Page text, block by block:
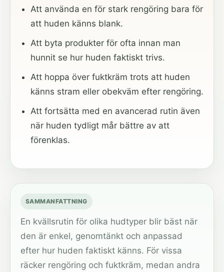
Att använda en för stark rengöring bara för
att huden känns blank.
Att byta produkter för ofta innan man
hunnit se hur huden faktiskt trivs.
Att hoppa över fuktkräm trots att huden
känns stram eller obekväm efter rengöring.
Att fortsätta med en avancerad rutin även
när huden tydligt mår bättre av att
förenklas.
SAMMANFATTNING
En kvällsrutin för olika hudtyper blir bäst när
den är enkel, genomtänkt och anpassad
efter hur huden faktiskt känns. För vissa
räcker rengöring och fuktkräm, medan andra